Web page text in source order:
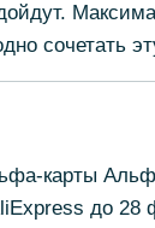
сочетать
карты
до